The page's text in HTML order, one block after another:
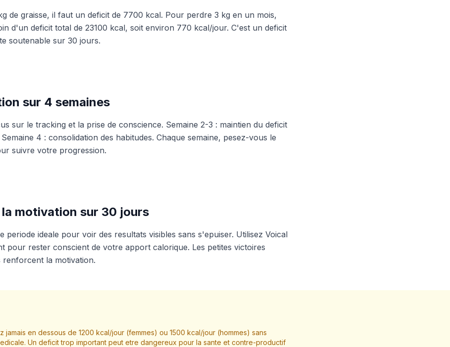
de graisse, il faut un deficit de 7700 kcal. Pour perdre 3 kg en un mois,
d'un deficit total de 23100 kcal, soit environ 770 kcal/jour. C'est un deficit
soutenable sur 30 jours.
sur 4 semaines
sur le tracking et la prise de conscience. Semaine 2-3 : maintien du deficit
4 : consolidation des habitudes. Chaque semaine, pesez-vous le
suivre votre progression.
motivation sur 30 jours
periode ideale pour voir des resultats visibles sans s'epuiser. Utilisez Voical
pour rester conscient de votre apport calorique. Les petites victoires
renforcent la motivation.
jamais en dessous de 1200 kcal/jour (femmes) ou 1500 kcal/jour (hommes) sans
Un deficit trop important peut etre dangereux pour la sante et contre-productif